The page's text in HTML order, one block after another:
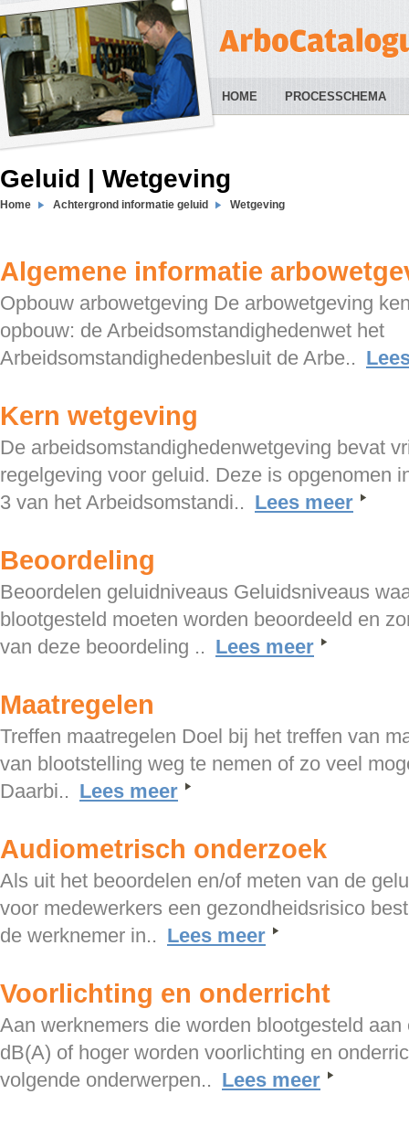
HOME PROCESSCHEMA
Geluid | Wetgeving
Home Achtergrond informatie geluid Wetgeving
Algemene informatie
Opbouw arbowetgeving De arbowetgeving
opbouw: de Arbeidsomstandighedenwet het
Arbeidsomstandighedenbesluit de Arbe..
Kern wetgeving
De arbeidsomstandighedenwetgeving bevat
regelgeving voor geluid. Deze is opgenomen
3 van het Arbeidsomstandi.. Lees meer
Beoordeling
Beoordelen geluidniveaus Geluidsniveaus
blootgesteld moeten worden beoordeeld en
van deze beoordeling .. Lees meer
Maatregelen
Treffen maatregelen Doel bij het treffen van
van blootstelling weg te nemen of zo veel
Daarbi.. Lees meer
Audiometrisch onderzoek
Als uit het beoordelen en/of meten van de
voor medewerkers een gezondheidsrisico
de werknemer in.. Lees meer
Voorlichting en onderricht
Aan werknemers die worden blootgesteld
dB(A) of hoger worden voorlichting en
volgende onderwerpen.. Lees meer